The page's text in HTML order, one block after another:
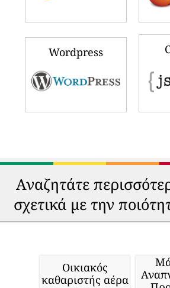
Wordpress
Αναζητάτε
σχετικά με την
Οικιακός
καθαριστής αέρα